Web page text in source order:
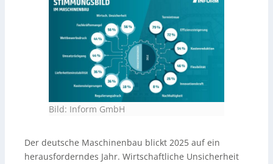
sinkende Auftragseingänge (bis zu −15%) sowie
zusätzliche Belastungen durch neue Zollrichtlinien,
geopolitische Konflikte, steigende Energiekosten und
den EU-Green-Deal. Trotz der angespannten Lage
berichten einzelne Betriebe auch von stabiler oder
guter Auftragslage. Grundlage sind 39
Experteninterviews im Rahmen des Felios-
Anwendertreffens (Q4) mit rund 130 Teilnehmern.
Bild: Inform GmbH
Der deutsche Maschinenbau blickt 2025 auf ein
herausforderndes Jahr. Wirtschaftliche Unsicherheit